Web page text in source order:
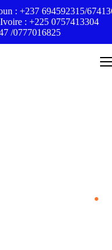
: +237 694592315/
: +225 0757413304
/0777016825